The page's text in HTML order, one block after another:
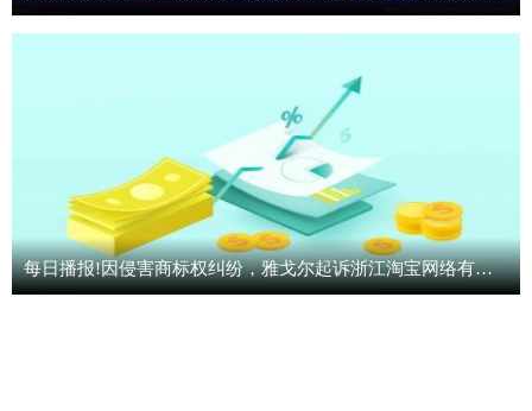
每日播报!因侵害商标权纠纷，雅戈尔起诉浙江淘宝网络有限公司等